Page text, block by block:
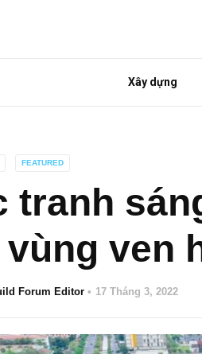
Xây dựng
FEATURED
tranh
ven
Forum Editor 17 Tháng 3, 2022